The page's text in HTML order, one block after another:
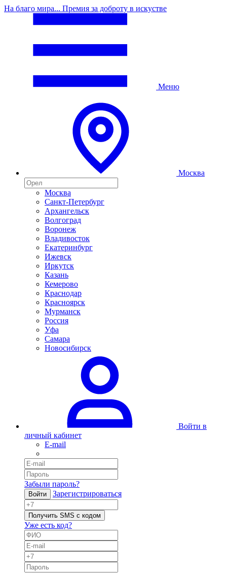
На благо мира... Премия за доброту в искустве
Меню
Москва
Москва
Санкт-Петербург
Архангельск
Волгоград
Воронеж
Владивосток
Екатеринбург
Ижевск
Иркутск
Казань
Кемерово
Краснодар
Красноярск
Мурманск
Россия
Уфа
Самара
Новосибирск
Войти в
личный кабинет
E-mail
Забыли пароль?
Войти Зарегистрироваться
Получить SMS с кодом
Уже есть код?